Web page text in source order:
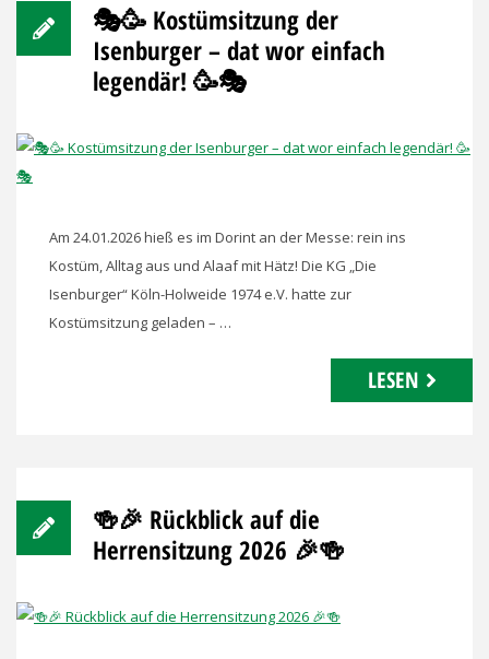
🎭🥳 Kostümsitzung der
Isenburger – dat wor einfach
legendär! 🥳🎭
Am 24.01.2026 hieß es im Dorint an der Messe: rein ins
Kostüm, Alltag aus und Alaaf mit Hätz! Die KG „Die
Isenburger“ Köln-Holweide 1974 e.V. hatte zur
Kostümsitzung geladen – …
LESEN
🍻🎉 Rückblick auf die
Herrensitzung 2026 🎉🍻